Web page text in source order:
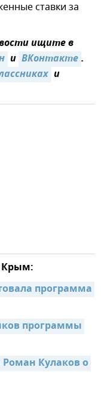
ставки за
ищите в
и ВКонтакте.
и
Крым:
программа
программы
Кулаков о